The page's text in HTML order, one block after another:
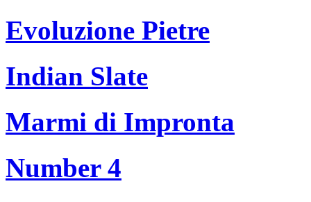
Evoluzione Pietre
Indian Slate
Marmi di Impronta
Number 4